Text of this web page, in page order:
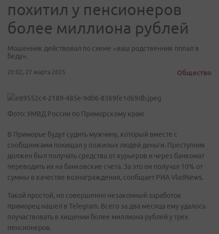
похитил у пенсионеров
более миллиона рублей
Мошенник действовал по схеме «ваш родственник попал в
беду».
20:02, 27 марта 2025 Общество
Фото: УМВД России по Приморскому краю
В Приморье будут судить мужчину, который вместе с
сообщниками похищал у пожилых людей деньги. Преступник
должен был получать средства от курьеров и через банкомат
переводить их на банковские счета. За это он получал 10% от
суммы в качестве вознаграждения, сообщает РИА VladNews.
Такой простой, но совершенно незаконный заработок
приморец нашел в Telegram. Всего за два месяца ему удалось
поучаствовать в хищении более миллиона рублей у трех
пенсионеров.